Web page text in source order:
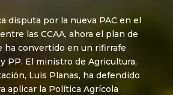
disputa por la nueva PAC en el
las CCAA, ahora el plan de
ha convertido en un rifirrafe
PP. El ministro de Agricultura,
Luis Planas, ha defendido
aplicar la Política Agrícola